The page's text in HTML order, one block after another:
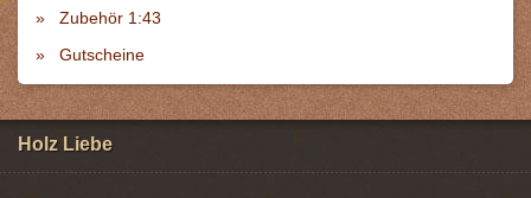
Zubehör 1:43
Gutscheine
Holz Liebe